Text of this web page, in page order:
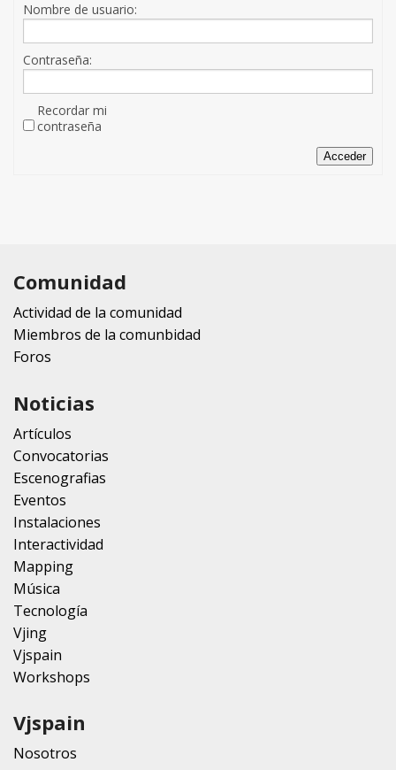
Nombre de usuario:
Contraseña:
Recordar mi
contraseña
Acceder
Comunidad
Actividad de la comunidad
Miembros de la comunbidad
Foros
Noticias
Artículos
Convocatorias
Escenografias
Eventos
Instalaciones
Interactividad
Mapping
Música
Tecnología
Vjing
Vjspain
Workshops
Vjspain
Nosotros